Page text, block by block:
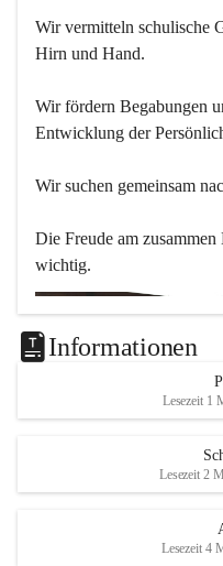
Wir vermitteln schulische
Hirn und Hand.
Wir fördern Begabungen
Entwicklung der
Wir suchen gemeinsam
Die Freude am
wichtig.
Informationen
Lesezeit 1
Lesezeit 2
Lesezeit 4